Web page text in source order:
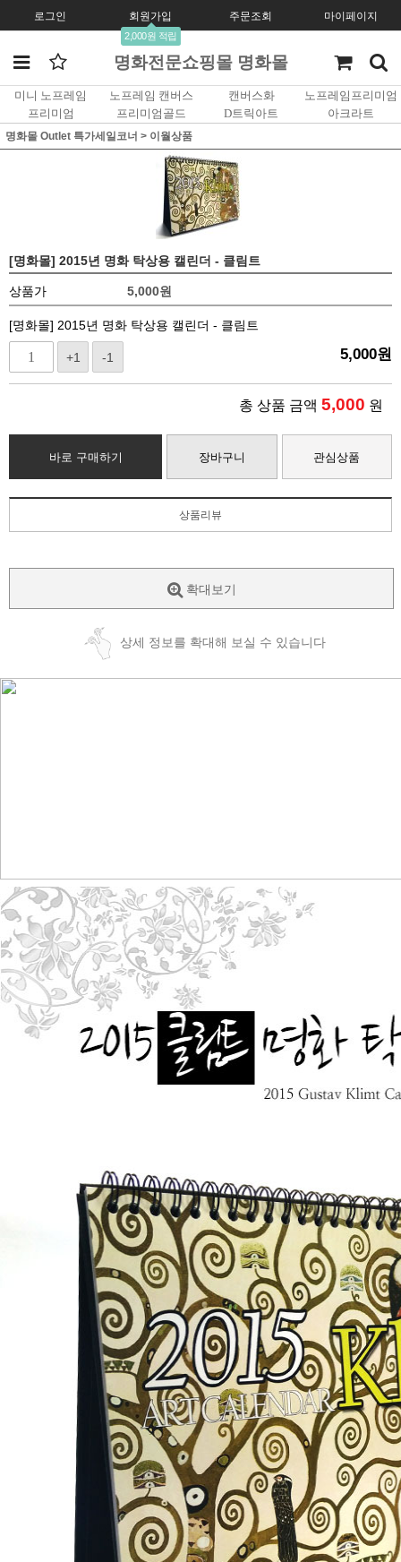
로그인 회원가입
2,000원 적립
주문조회 마이페이지
명화전문쇼핑몰 명화몰
미니 노프레임 노프레임 캔버스 캔버스화
노프레임프리미엄
프리미엄
프리미엄골드 D트릭아트 아크라트
명화몰 Outlet 특가세일코너 > 이월상품
[명화몰] 2015년 명화 탁상용 캘린더 - 클림트
상품가 5,000원
[명화몰] 2015년 명화 탁상용 캘린더 - 클림트
+1 -1 5,000원
총 상품 금액 5,000 원
바로 구매하기 장바구니 관심상품
상품리뷰
확대보기
상세 정보를 확대해 보실 수 있습니다